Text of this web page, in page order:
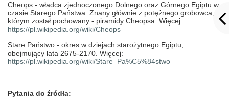
Cheops - władca zjednoczonego Dolnego oraz Górnego Egiptu w
czasie Starego Państwa. Znany głównie z potężnego grobowca, w
którym został pochowany - piramidy Cheopsa. Więcej:
https://pl.wikipedia.org/wiki/Cheops
Stare Państwo - okres w dziejach starożytnego Egiptu,
obejmujący lata 2675-2170. Więcej:
https://pl.wikipedia.org/wiki/Stare_Pa%C5%84stwo
Pytania do źródła: